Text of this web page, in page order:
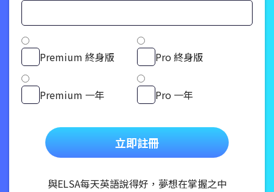
Premium 終身版 Pro 終身版
Premium 一年 Pro 一年
立即註冊
與ELSA每天英語說得好，夢想在掌握之中